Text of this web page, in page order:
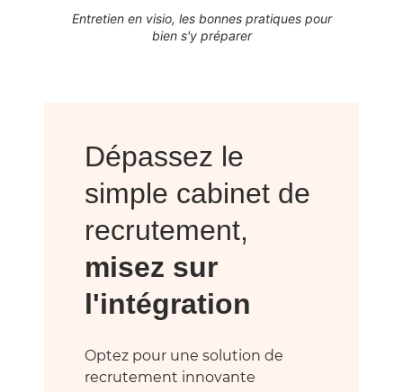
Entretien en visio, les bonnes pratiques pour
bien s'y préparer
Dépassez le
simple cabinet de
recrutement,
misez sur
l'intégration
Optez pour une solution de
recrutement innovante